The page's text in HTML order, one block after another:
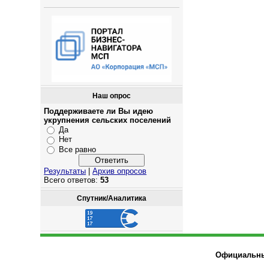
Наш опрос
Поддерживаете ли Вы идею
укрупнения сельских поселений
Да
Нет
Все равно
Результаты |Архив опросов
Всего ответов:53
Спутник/Аналитика